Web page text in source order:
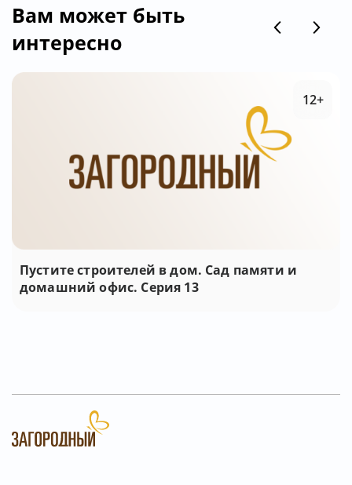
Вам может быть
интересно
Пустите строителей в дом. Сад памяти и
домашний офис. Серия 13
12+